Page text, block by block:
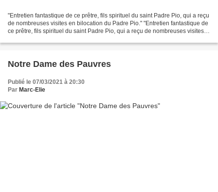
"Entretien fantastique de ce prêtre, fils spirituel du saint Padre Pio, qui a reçu
de nombreuses visites en bilocation du Padre Pio." "Entretien fantastique de
ce prêtre, fils spirituel du saint Padre Pio, qui a reçu de nombreuses visites
Notre Dame des Pauvres
Publié le 07/03/2021 à 20:30
Par Marc-Elie